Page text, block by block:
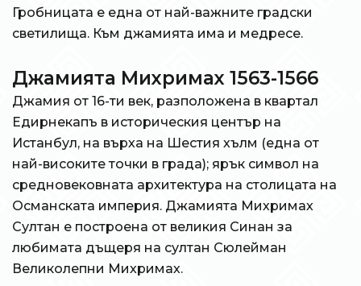
Гробницата е една от най-важните градски
светилища. Към джамията има и медресе.
Джамията Михримах 1563-1566
Джамия от 16-ти век, разположена в квартал
Едирнекапъ в историческия център на
Истанбул, на върха на Шестия хълм (една от
най-високите точки в града); ярък символ на
средновековната архитектура на столицата на
Османската империя. Джамията Михримах
Султан е построена от великия Синан за
любимата дъщеря на султан Сюлейман
Великолепни Михримах.